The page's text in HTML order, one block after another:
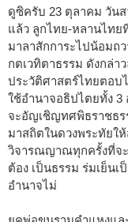
ดูซิครับ 23 ตุลาคม วันส
แล้ว ลูกไทย-หลานไทย
มาลาสักการะไปน้อม
กตเวทิตาธรรม ดังกล่า
ประวัติศาสตร์ไทยตอบ
ใช้อำนาจอธิปไตยทั้ง 3
จะอัญเชิญทศพิธราชธร
มาสถิตในดวงพระทัยใ
วิจารณญาณทุกครั้งที่จะ
ต้อง เป็นธรรม ร่มเย็น
อำนาจไม่